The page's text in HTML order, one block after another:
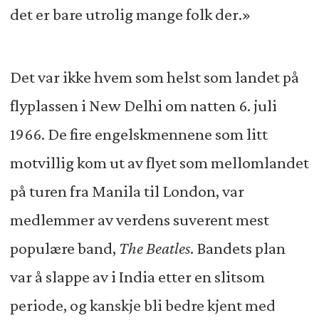
det er bare utrolig mange folk der.»
Det var ikke hvem som helst som landet på
flyplassen i New Delhi om natten 6. juli
1966. De fire engelskmennene som litt
motvillig kom ut av flyet som mellomlandet
på turen fra Manila til London, var
medlemmer av verdens suverent mest
populære band, The Beatles. Bandets plan
var å slappe av i India etter en slitsom
periode, og kanskje bli bedre kjent med